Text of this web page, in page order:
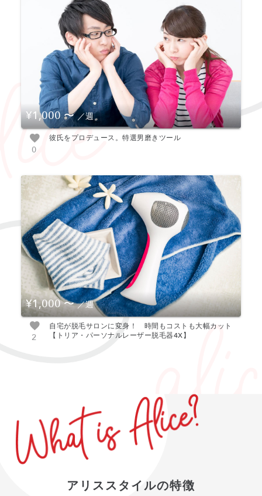
¥1,000〜／週
0
彼氏をプロデュース。特選男磨きツール
¥1,000〜／週
2
自宅が脱毛サロンに変身！ 時間もコストも大幅カット
【トリア・パーソナルレーザー脱毛器4X】
アリススタイルの特徴